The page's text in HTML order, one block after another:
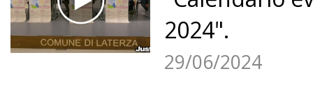
2024".
29/06/2024